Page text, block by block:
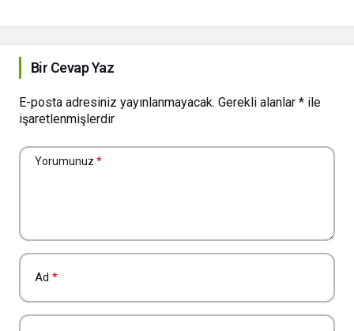
Bir Cevap Yaz
E-posta adresiniz yayınlanmayacak. Gerekli alanlar * ile
işaretlenmişlerdir
Yorumunuz *
Ad *